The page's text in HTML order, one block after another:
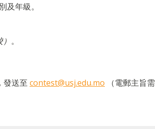
年級。
。
發送至 contest@usj.edu.mo （電郵主旨